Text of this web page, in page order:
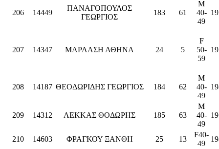
206 14449
ΠΑΝΑΓΟΠΟΥΛΟΣ
ΓΕΩΡΓΙΟΣ
183 61
M
40-
49
207 14347 ΜΑΡΛΑΣΗ ΑΘΗΝΑ 24 5
F
50-
59
208 14187 ΘΕΟΔΩΡΙΔΗΣ ΓΕΩΡΓΙΟΣ 184 62
M
40-
49
209 14312 ΛΕΚΚΑΣ ΘΟΔΩΡΗΣ 185 63
M
40-
49
210 14603 ΦΡΑΓΚΟΥ ΞΑΝΘΗ 25 13
F40-
49